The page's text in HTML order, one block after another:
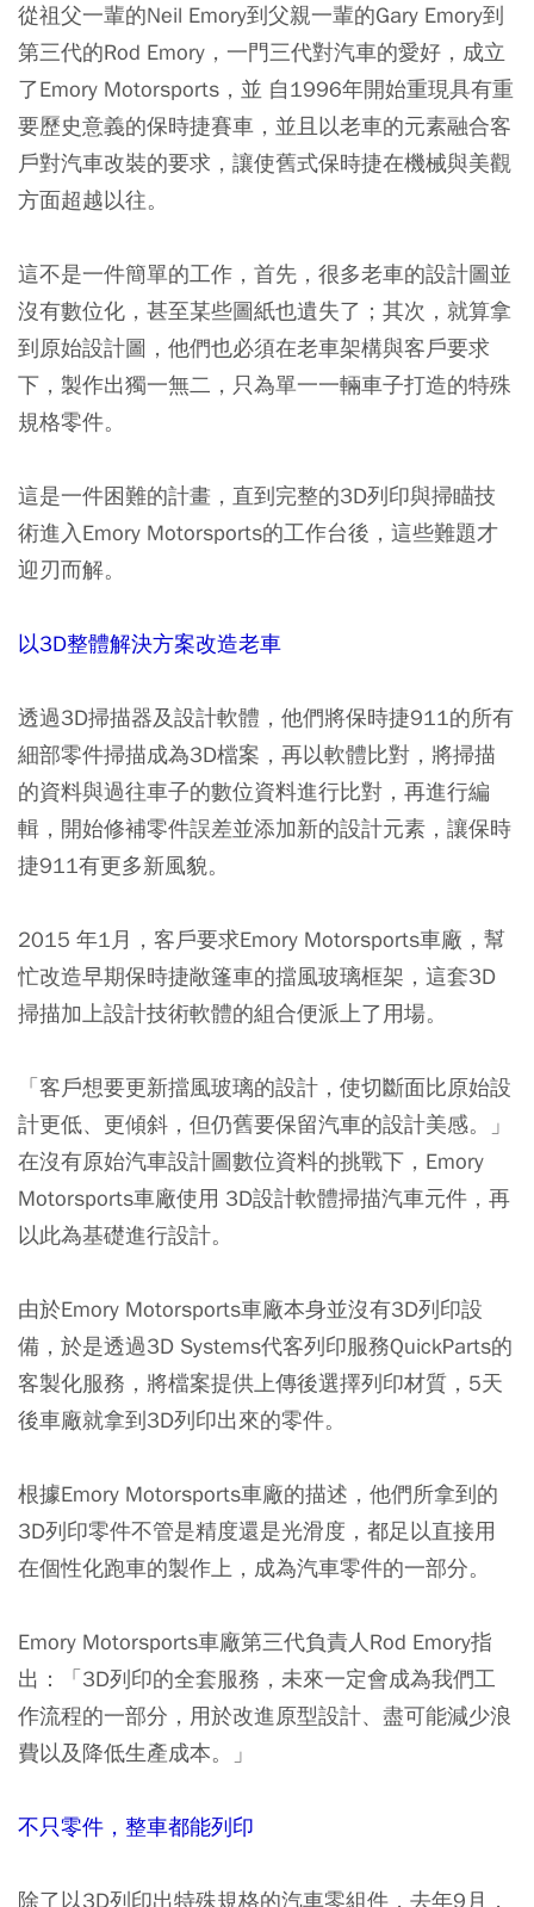
從祖父一輩的Neil Emory到父親一輩的Gary Emory到
第三代的Rod Emory，一門三代對汽車的愛好，成立
了Emory Motorsports，並 自1996年開始重現具有重
要歷史意義的保時捷賽車，並且以老車的元素融合客
戶對汽車改裝的要求，讓使舊式保時捷在機械與美觀
方面超越以往。
這不是一件簡單的工作，首先，很多老車的設計圖並
沒有數位化，甚至某些圖紙也遺失了；其次，就算拿
到原始設計圖，他們也必須在老車架構與客戶要求
下，製作出獨一無二，只為單一一輛車子打造的特殊
規格零件。
這是一件困難的計畫，直到完整的3D列印與掃瞄技
術進入Emory Motorsports的工作台後，這些難題才
迎刃而解。
以3D整體解決方案改造老車
透過3D掃描器及設計軟體，他們將保時捷911的所有
細部零件掃描成為3D檔案，再以軟體比對，將掃描
的資料與過往車子的數位資料進行比對，再進行編
輯，開始修補零件誤差並添加新的設計元素，讓保時
捷911有更多新風貌。
2015 年1月，客戶要求Emory Motorsports車廠，幫
忙改造早期保時捷敞篷車的擋風玻璃框架，這套3D
掃描加上設計技術軟體的組合便派上了用場。
「客戶想要更新擋風玻璃的設計，使切斷面比原始設
計更低、更傾斜，但仍舊要保留汽車的設計美感。」
在沒有原始汽車設計圖數位資料的挑戰下，Emory
Motorsports車廠使用 3D設計軟體掃描汽車元件，再
以此為基礎進行設計。
由於Emory Motorsports車廠本身並沒有3D列印設
備，於是透過3D Systems代客列印服務QuickParts的
客製化服務，將檔案提供上傳後選擇列印材質，5天
後車廠就拿到3D列印出來的零件。
根據Emory Motorsports車廠的描述，他們所拿到的
3D列印零件不管是精度還是光滑度，都足以直接用
在個性化跑車的製作上，成為汽車零件的一部分。
Emory Motorsports車廠第三代負責人Rod Emory指
出：「3D列印的全套服務，未來一定會成為我們工
作流程的一部分，用於改進原型設計、盡可能減少浪
費以及降低生產成本。」
不只零件，整車都能列印
除了以3D列印出特殊規格的汽車零組件，去年9月，